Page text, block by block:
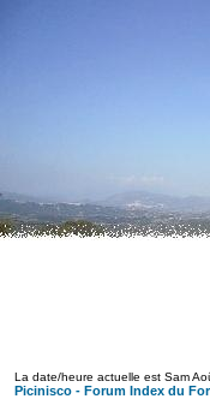
La date/heure actuelle est Sam
Picinisco - Forum Index du